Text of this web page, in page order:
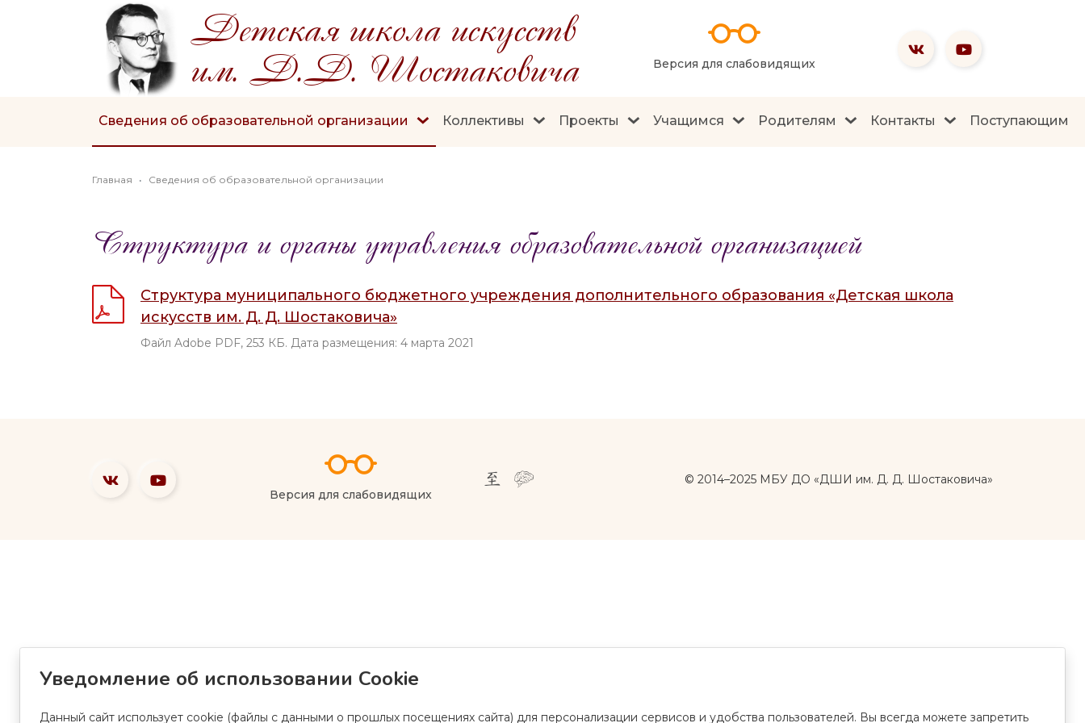
Уведомление об использовании Cookie
Данный сайт использует cookie (файлы с данными о прошлых посещениях сайта) для персонализации сервисов и удобства пользователей. Вы всегда можете запретить
Детская школа искусств
им. Д.Д. Шостаковича Версия для слабовидящих
Сведения об образовательной организации Коллективы Проекты Учащимся Родителям Контакты Поступающим
Главная Сведения об образовательной организации
Структура и органы управления образовательной организацией
Структура муниципального бюджетного учреждения дополнительного образования «Детская школа
искусств им. Д. Д. Шостаковича»
Файл Adobe PDF, 253 КБ. Дата размещения: 4 марта 2021
Версия для слабовидящих
© 2014–2025 МБУ ДО «ДШИ им. Д. Д. Шостаковича»